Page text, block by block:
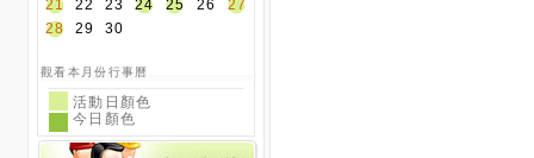
21
22 23 24 25 26
27
28
29 30
觀看本月份行事曆
活動日顏色
今日顏色